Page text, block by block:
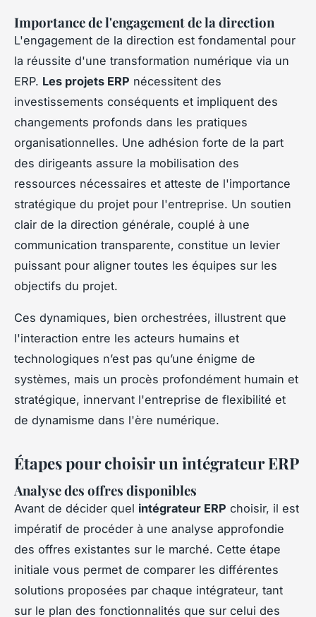
Importance de l'engagement de la direction
L'engagement de la direction est fondamental pour
la réussite d'une transformation numérique via un
ERP. Les projets ERP nécessitent des
investissements conséquents et impliquent des
changements profonds dans les pratiques
organisationnelles. Une adhésion forte de la part
des dirigeants assure la mobilisation des
ressources nécessaires et atteste de l'importance
stratégique du projet pour l'entreprise. Un soutien
clair de la direction générale, couplé à une
communication transparente, constitue un levier
puissant pour aligner toutes les équipes sur les
objectifs du projet.
Ces dynamiques, bien orchestrées, illustrent que
l'interaction entre les acteurs humains et
technologiques n’est pas qu’une énigme de
systèmes, mais un procès profondément humain et
stratégique, innervant l'entreprise de flexibilité et
de dynamisme dans l'ère numérique.
Étapes pour choisir un intégrateur ERP
Analyse des offres disponibles
Avant de décider quel intégrateur ERP choisir, il est
impératif de procéder à une analyse approfondie
des offres existantes sur le marché. Cette étape
initiale vous permet de comparer les différentes
solutions proposées par chaque intégrateur, tant
sur le plan des fonctionnalités que sur celui des